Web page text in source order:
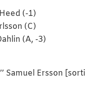
(-1)
(C)
(A, -3)
Samuel Ersson [sorti